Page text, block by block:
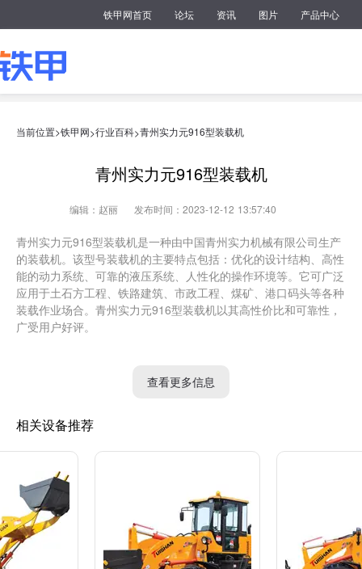
铁甲网首页 论坛 资讯 图片 产品中心
当前位置>铁甲网>行业百科>青州实力元916型装载机
青州实力元916型装载机
编辑：赵丽 发布时间：2023-12-12 13:57:40
青州实力元916型装载机是一种由中国青州实力机械有限公司生产
的装载机。该型号装载机的主要特点包括：优化的设计结构、高性
能的动力系统、可靠的液压系统、人性化的操作环境等。它可广泛
应用于土石方工程、铁路建筑、市政工程、煤矿、港口码头等各种
装载作业场合。青州实力元916型装载机以其高性价比和可靠性，
广受用户好评。
查看更多信息
相关设备推荐